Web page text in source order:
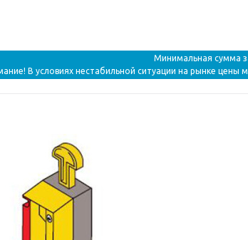
Минимальная сумма
В условиях нестабильной ситуации на рынке цены